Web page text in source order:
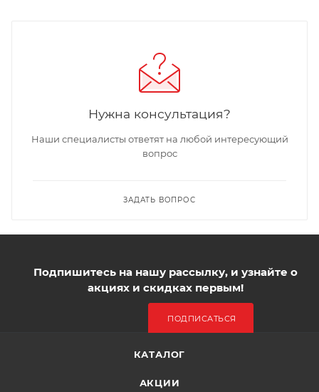
Нужна консультация?
Наши специалисты ответят на любой интересующий
вопрос
ЗАДАТЬ ВОПРОС
Подпишитесь на нашу рассылку, и узнайте о
акциях и скидках первым!
ПОДПИСАТЬСЯ
КАТАЛОГ
АКЦИИ